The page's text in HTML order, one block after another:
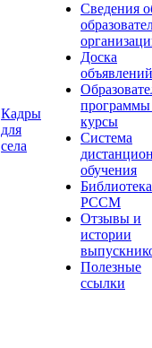
Кадры
для
села
Сведения
Доска
объявлений
курсы
Система
обучения
Библиотека
РССМ
Отзывы и
истории
Полезные
ссылки